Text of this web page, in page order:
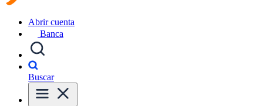
Abrir cuenta
Banca
Buscar